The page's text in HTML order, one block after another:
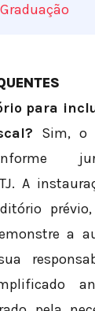
para
Sim, o
A
a